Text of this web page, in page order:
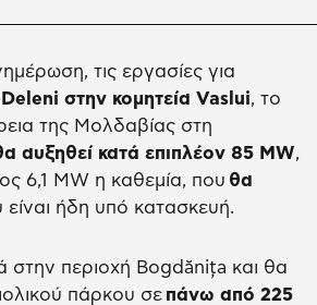
τις εργασίες για
στην κομητεία Vaslui, το
της Μολδαβίας στη
αυξηθεί κατά επιπλέον 85 MW,
6,1 MW η καθεμία, που θα
είναι ήδη υπό κατασκευή.
στην περιοχή Bogdănița και θα
πάρκου σε πάνω από 225